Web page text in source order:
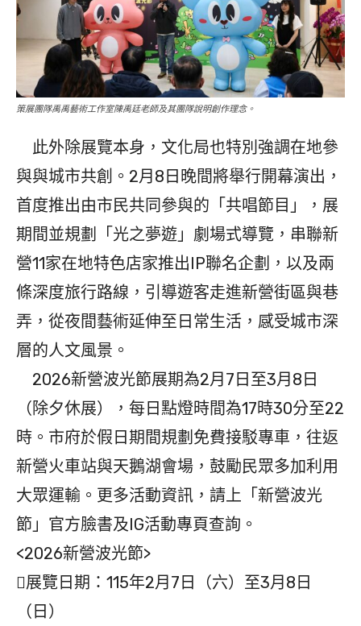
策展團隊禹禹藝術工作室陳禹廷老師及其團隊說明創作理念。
此外除展覽本身，文化局也特別強調在地參
與與城市共創。2月8日晚間將舉行開幕演出，
首度推出由市民共同參與的「共唱節目」，展
期間並規劃「光之夢遊」劇場式導覽，串聯新
營11家在地特色店家推出IP聯名企劃，以及兩
條深度旅行路線，引導遊客走進新營街區與巷
弄，從夜間藝術延伸至日常生活，感受城市深
層的人文風景。
2026新營波光節展期為2月7日至3月8日
（除夕休展），每日點燈時間為17時30分至22
時。市府於假日期間規劃免費接駁專車，往返
新營火車站與天鵝湖會場，鼓勵民眾多加利用
大眾運輸。更多活動資訊，請上「新營波光
節」官方臉書及IG活動專頁查詢。
<2026新營波光節>
展覽日期：115年2月7日（六）至3月8日
（日）